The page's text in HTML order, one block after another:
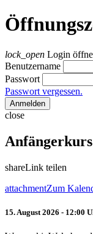
lock_open Login
Benutzername
Passwort
Passwort vergessen.
Anmelden
close
Anfängerkurs
shareLink teilen
attachmentZum
15. August 2026 - 12:00